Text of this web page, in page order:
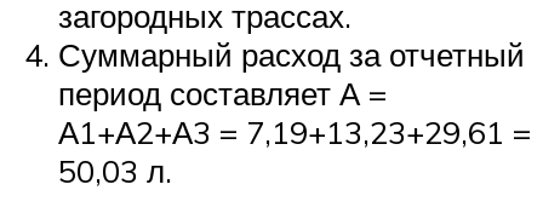
загородных трассах.
Суммарный расход за отчетный
период составляет А =
А1+А2+А3 = 7,19+13,23+29,61 =
50,03 л.